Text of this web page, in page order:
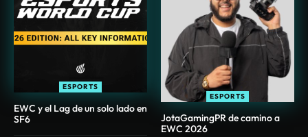
ESPORTS
EWC y el Lag de un solo lado en
SF6
ESPORTS
JotaGamingPR de camino a
EWC 2026